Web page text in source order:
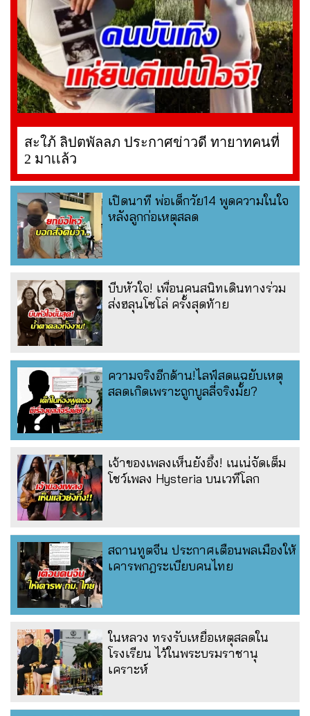
สะใภ้ ลิปตพัลลภ ประกาศข่าวดี ทายาทคนที่
2 มาเเล้ว
เปิดนาที พ่อเด็กวัย14 พูดความในใจ
หลังลูกก่อเหตุสลด
บีบหัวใจ! เพื่อนคนสนิทเดินทางร่วม
ส่งฮลุนโซโล่ ครั้งสุดท้าย
ความจริงอีกด้าน!ไลฟ์สดแฉยับเหตุ
สลดเกิดเพราะถูกบูลลี่จริงมั้ย?
เจ้าของเพลงเห็นยังอึ้ง! เนเน่จัดเต็ม
โชว์เพลง Hysteria บนเวทีโลก
สถานทูตจีน ประกาศเตือนพลเมืองให้
เคารพกฎระเบียบคนไทย
ในหลวง ทรงรับเหยื่อเหตุสลดใน
โรงเรียน ไว้ในพระบรมราชานุ
เคราะห์